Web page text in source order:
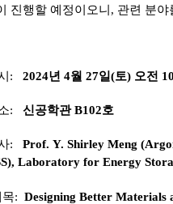
진행할 예정이오니, 관련 분
: 2024년 4월 27일(토) 오전
: 신공학관 B102호
: Prof. Y. Shirley Meng (
Laboratory for Energy
목: Designing Better Materials